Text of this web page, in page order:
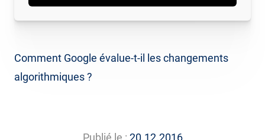
Comment Google évalue-t-il les changements
algorithmiques ?
Publié le : 20.12.2016